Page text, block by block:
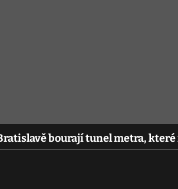
bourají tunel metra,